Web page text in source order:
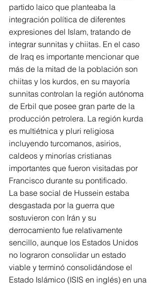
partido laico que planteaba la
integración política de diferentes
expresiones del Islam, tratando de
integrar sunnitas y chiitas. En el caso
de Iraq es importante mencionar que
más de la mitad de la población son
chiitas y los kurdos, en su mayoría
sunnitas controlan la región autónoma
de Erbil que posee gran parte de la
producción petrolera. La región kurda
es multiétnica y pluri religiosa
incluyendo turcomanos, asirios,
caldeos y minorías cristianas
importantes que fueron visitadas por
Francisco durante su pontificado.
La base social de Hussein estaba
desgastada por la guerra que
sostuvieron con Irán y su
derrocamiento fue relativamente
sencillo, aunque los Estados Unidos
no lograron consolidar un estado
viable y terminó consolidándose el
Estado Islámico (ISIS en inglés) en una